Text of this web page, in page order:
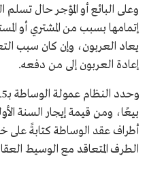
وعلى البائع أو المؤجر حال تسلم
إتمامها بسبب من المشتري أو
يعاد العربون، وإن كان سبب
إعادة العربون إلى من دفعه.
بيعًا، ومن قيمة إيجار السنة
أطراف عقد الوساطة كتابةً
الطرف المتعاقد مع الوسيط